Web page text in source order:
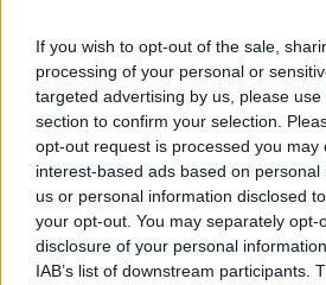
If you wish to opt-out of the sale,
processing of your personal or
targeted advertising by us, please
section to confirm your selection.
opt-out request is processed you may
interest-based ads based on
us or personal information disclosed
your opt-out. You may separately opt-
disclosure of your personal
IAB’s list of downstream participants.
SESTO FIORENTINO —Sesto
l'amministrazione che guiderà la città per
Cinque i candidati:Pietro Pompeo
Movimento Cinque Stelle;Maria
Fratelli d'Italia e Forza Italia;Maurizio
liste Sesto Bene Comune e Insieme;
dalla lista PerSesto eLorenzo Zambini,
Noi, Sesto Civica e Partito democratico.